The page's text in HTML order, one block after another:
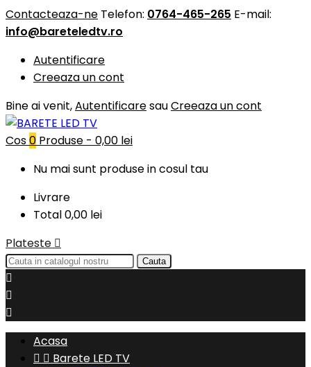
Contacteaza-ne Telefon: 0764-465-265 E-mail:
info@bareteledtv.ro
Autentificare
Creeaza un cont
Bine ai venit,AutentificaresauCreeaza un cont
Cos0 Produse - 0,00 lei
Nu mai sunt produse in cosul tau
Livrare
Total0,00 lei
Plateste 
Cauta



Acasa
  Barete LED TV